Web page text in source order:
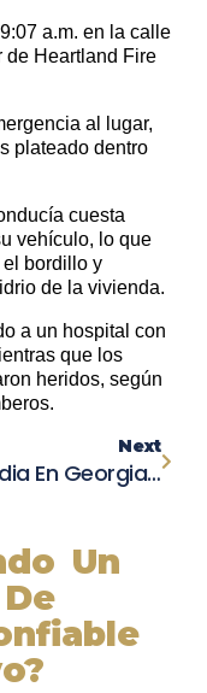
a.m. en la calle
de Heartland Fire
al lugar,
plateado dentro
cuesta
vehículo, lo que
el bordillo y
de la vivienda.
a un hospital con
que los
heridos, según
Next
Tragedia En Georgia: Madre E Hijo Mueren Tras Colisión Con Un Tren
Un